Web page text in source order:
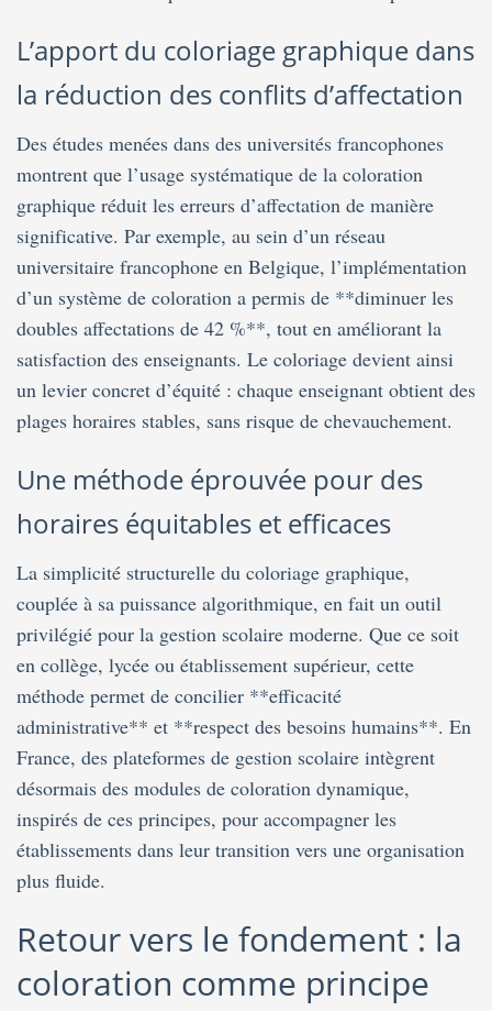
L’apport du coloriage graphique dans
la réduction des conflits d’affectation
Des études menées dans des universités francophones
montrent que l’usage systématique de la coloration
graphique réduit les erreurs d’affectation de manière
significative. Par exemple, au sein d’un réseau
universitaire francophone en Belgique, l’implémentation
d’un système de coloration a permis de **diminuer les
doubles affectations de 42 %**, tout en améliorant la
satisfaction des enseignants. Le coloriage devient ainsi
un levier concret d’équité : chaque enseignant obtient des
plages horaires stables, sans risque de chevauchement.
Une méthode éprouvée pour des
horaires équitables et efficaces
La simplicité structurelle du coloriage graphique,
couplée à sa puissance algorithmique, en fait un outil
privilégié pour la gestion scolaire moderne. Que ce soit
en collège, lycée ou établissement supérieur, cette
méthode permet de concilier **efficacité
administrative** et **respect des besoins humains**. En
France, des plateformes de gestion scolaire intègrent
désormais des modules de coloration dynamique,
inspirés de ces principes, pour accompagner les
établissements dans leur transition vers une organisation
plus fluide.
Retour vers le fondement : la
coloration comme principe